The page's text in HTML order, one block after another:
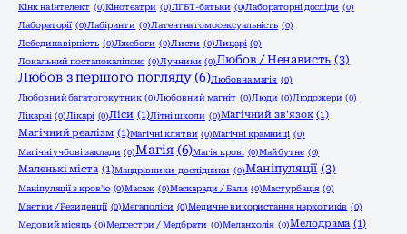
Кінк на інтелект (0)Кінотеатри (0)ЛГБТ-батьки (0)Лабораторні досліди (0)
Лабораторії (0)Лабіринти (0)Латентна гомосексуальність (0)
Лебедина вірність (0)Лжебоги (0)Листи (0)Лицарі (0)
Локальний постапокаліпсис (0)Лучники (0)Любов / Ненависть (3)
Любов з першого погляду (6)Любовна магія (0)
Любовний багатогокутник (0)Любовний магніт (0)Люди (0)Людожери (0)
Лікарні (0)Лікарі (0)Ліси (1)Літні школи (0)Магічний зв'язок (1)
Магічний реалізм (1)Магічні клятви (0)Магічні крамниці (0)
Магічні учбові заклади (0)Магія (6)Магія крові (0)Майбутнє (0)
Маленькі міста (1)Мандрівники-дослідники (0)Маніпуляції (3)
Маніпуляції з кров'ю (0)Масаж (0)Маскаради / Бали (0)Мастурбація (0)
Маєтки / Резиденції (0)Мегаполіси (0)Медичне використання наркотиків (0)
Медовий місяць (0)Медсестри / Медбрати (0)Меланхолія (0)Мелодрама (1)